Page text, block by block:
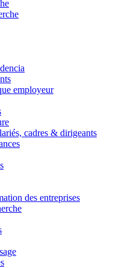
employeur
cadres & dirigeants
des entreprises